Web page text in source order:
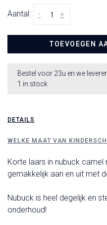
Aantal: +
-
TOEVOEGEN
Bestel voor 23u en we
1 in stock
DETAILS
WELKE MAAT VAN
Korte laars in nubuck camel
gemakkelijk aan en uit met
Nubuck is heel degelijk en
onderhoud!